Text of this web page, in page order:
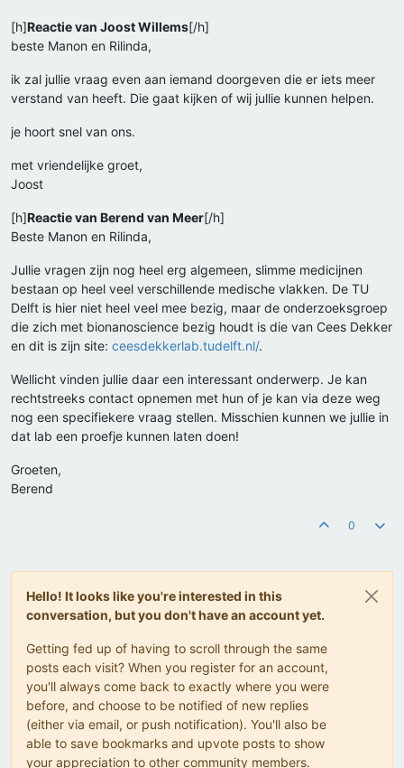
[h]Reactie van Joost Willems[/h]
beste Manon en Rilinda,
ik zal jullie vraag even aan iemand doorgeven die er iets meer
verstand van heeft. Die gaat kijken of wij jullie kunnen helpen.
je hoort snel van ons.
met vriendelijke groet,
Joost
[h]Reactie van Berend van Meer[/h]
Beste Manon en Rilinda,
Jullie vragen zijn nog heel erg algemeen, slimme medicijnen
bestaan op heel veel verschillende medische vlakken. De TU
Delft is hier niet heel veel mee bezig, maar de onderzoeksgroep
die zich met bionanoscience bezig houdt is die van Cees Dekker
en dit is zijn site: ceesdekkerlab.tudelft.nl/.
Wellicht vinden jullie daar een interessant onderwerp. Je kan
rechtstreeks contact opnemen met hun of je kan via deze weg
nog een specifiekere vraag stellen. Misschien kunnen we jullie in
dat lab een proefje kunnen laten doen!
Groeten,
Berend
0
Hello! It looks like you're interested in this
conversation, but you don't have an account yet.
Getting fed up of having to scroll through the same
posts each visit? When you register for an account,
you'll always come back to exactly where you were
before, and choose to be notified of new replies
(either via email, or push notification). You'll also be
able to save bookmarks and upvote posts to show
your appreciation to other community members.